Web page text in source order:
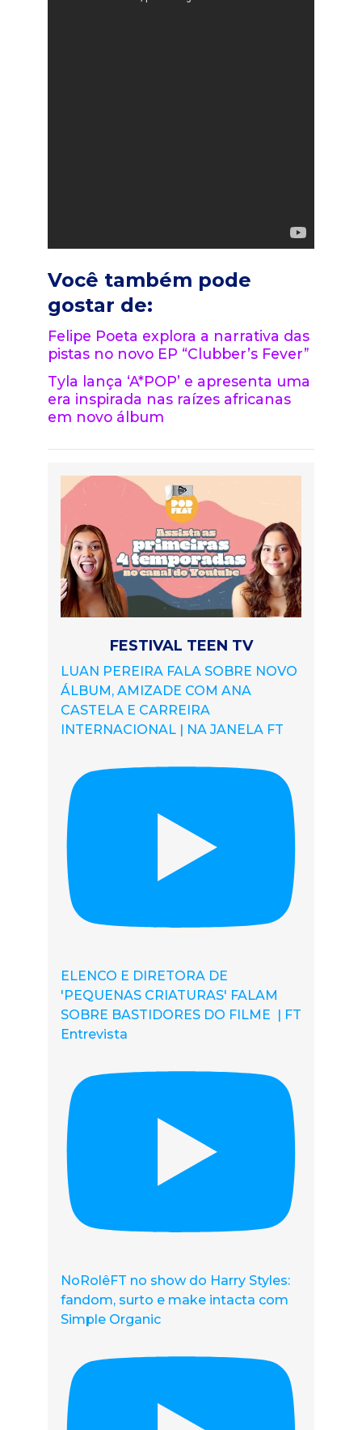
Você também pode
gostar de:
Felipe Poeta explora a narrativa das
pistas no novo EP “Clubber’s Fever”
Tyla lança ‘A*POP’ e apresenta uma
era inspirada nas raízes africanas
em novo álbum
FESTIVAL TEEN TV
LUAN PEREIRA FALA SOBRE NOVO
ÁLBUM, AMIZADE COM ANA
CASTELA E CARREIRA
INTERNACIONAL | NA JANELA FT
ELENCO E DIRETORA DE
'PEQUENAS CRIATURAS' FALAM
SOBRE BASTIDORES DO FILME | FT
Entrevista
NoRolêFT no show do Harry Styles:
fandom, surto e make intacta com
Simple Organic